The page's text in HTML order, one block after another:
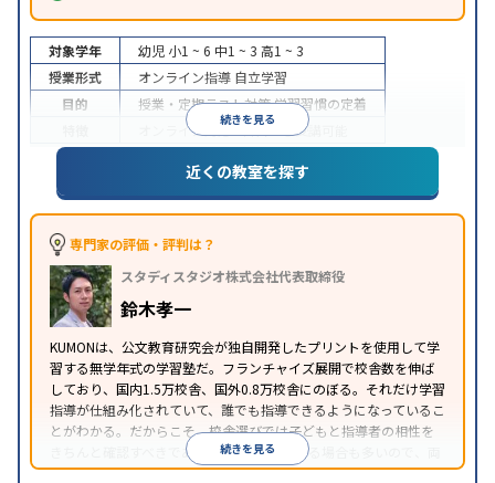
続きを見る
対象学年 幼児 小1 ~ 6 中1 ~ 3 高1 ~ 3
授業形式
オンライン指導 自立学習
目的
授業・定期テスト対策学習習慣の定着
オンライン対応1科目から受講可能
近くの教室を探す
専門家の評価・評判は？
スタディスタジオ株式会社代表取締役
鈴木孝一
KUMONは、公文教育研究会が独自開発したプリントを使用して学
習する無学年式の学習塾だ。フランチャイズ展開で校舎数を伸ば
しており、国内1.5万校舎、国外0.8万校舎にのぼる。それだけ学習
指導が仕組み化されていて、誰でも指導できるようになっているこ
とがわかる。だからこそ、校舎選びでは子どもと指導者の相性を
きちんと確認すべきである。近所に2校舎ある場合も多いので、両
方見学してみることをオススメする。
続きを見る